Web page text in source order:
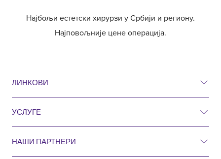
Најбољи естетски хирурзи у Србији и региону.
Најповољније цене операција.
ЛИНКОВИ
Ценовник
УСЛУГЕ
Естетска хирургија
НАШИ ПАРТНЕРИ